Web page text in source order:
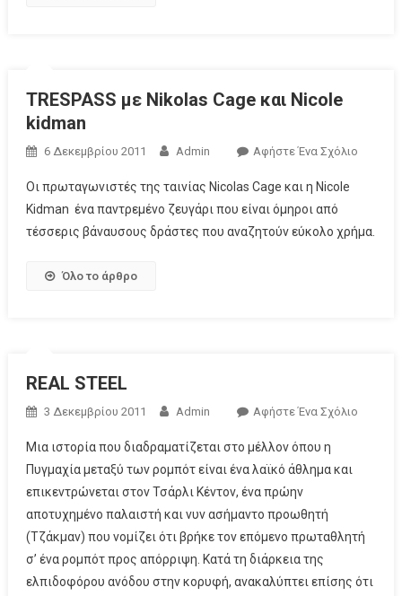
TRESPASS με Nikolas Cage και Nicole
kidman
6 Δεκεμβρίου 2011 Admin Αφήστε Ένα Σχόλιο
Οι πρωταγωνιστές της ταινίας Nicolas Cage και η Nicole
Kidman ένα παντρεμένο ζευγάρι που είναι όμηροι από
τέσσερις βάναυσους δράστες που αναζητούν εύκολο χρήμα.
Όλο το άρθρο
REAL STEEL
3 Δεκεμβρίου 2011 Admin Αφήστε Ένα Σχόλιο
Μια ιστορία που διαδραματίζεται στο μέλλον όπου η
Πυγμαχία μεταξύ των ρομπότ είναι ένα λαϊκό άθλημα και
επικεντρώνεται στον Τσάρλι Κέντον, ένα πρώην
αποτυχημένο παλαιστή και νυν ασήμαντο προωθητή
(Τζάκμαν) που νομίζει ότι βρήκε τον επόμενο πρωταθλητή
σ’ ένα ρομπότ προς απόρριψη. Κατά τη διάρκεια της
ελπιδοφόρου ανόδου στην κορυφή, ανακαλύπτει επίσης ότι